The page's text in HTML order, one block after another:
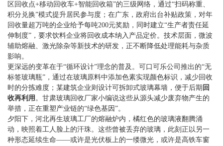
区回收点+移动回收车+智能回收箱”的三级网络，通过“扫码称重、
积分兑换”模式提升居民参与度；在广东，政府出台补贴政策，对年
回收量超万吨的企业给予每吨200元奖励，同时建立“生产者责任延
伸制度”，要求饮料企业将回收成本纳入产品定价。技术层面，微波
辅助熔融、激光除杂等新技术的研发，正不断降低处理能耗与杂质
影响。
更深远的变革在于“循环设计”理念的普及。可口可乐公司推出的“无
标签玻璃瓶”，通过在玻璃原料中添加色素实现颜色标识，减少回收
时的分拣难度；某建筑企业则设计可拆卸式玻璃幕墙，便于后期 回
收再利用 。 甘肃玻璃回收厂家小编说这些从源头减少废弃物产生的
举措，正在重塑产业链的“绿色基因”。
夕阳下，河北再生玻璃工厂的熔融炉内，橘红色的玻璃液翻腾涌
动，映照着工人脸上的汗珠。这些曾被丢弃的玻璃，此刻正以另一
种形态延续生命——或许是光伏板上的一缕微光，或许是高铁车窗